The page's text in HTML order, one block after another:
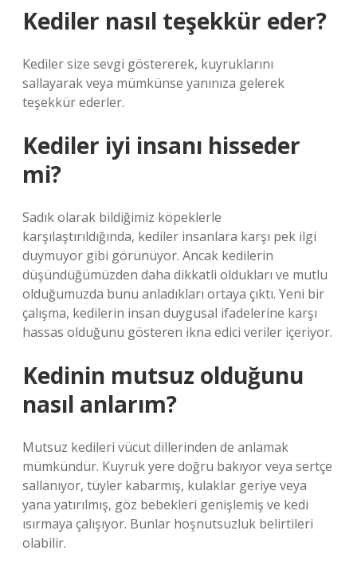
Kediler nasıl teşekkür eder?
Kediler size sevgi göstererek, kuyruklarını
sallayarak veya mümkünse yanınıza gelerek
teşekkür ederler.
Kediler iyi insanı hisseder
mi?
Sadık olarak bildiğimiz köpeklerle
karşılaştırıldığında, kediler insanlara karşı pek ilgi
duymuyor gibi görünüyor. Ancak kedilerin
düşündüğümüzden daha dikkatli oldukları ve mutlu
olduğumuzda bunu anladıkları ortaya çıktı. Yeni bir
çalışma, kedilerin insan duygusal ifadelerine karşı
hassas olduğunu gösteren ikna edici veriler içeriyor.
Kedinin mutsuz olduğunu
nasıl anlarım?
Mutsuz kedileri vücut dillerinden de anlamak
mümkündür. Kuyruk yere doğru bakıyor veya sertçe
sallanıyor, tüyler kabarmış, kulaklar geriye veya
yana yatırılmış, göz bebekleri genişlemiş ve kedi
ısırmaya çalışıyor. Bunlar hoşnutsuzluk belirtileri
olabilir.